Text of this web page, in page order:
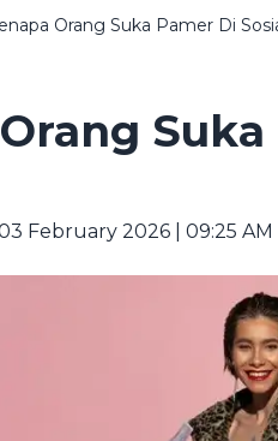
Orang Suka Pamer Di
February 2026 | 09:25 AM